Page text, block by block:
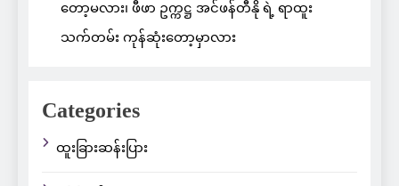
တော့မလား၊ ဖီဖာ ဥက္ကဋ္ဌ အင်ဖန်တီနို ရဲ့ ရာထူး
သက်တမ်း ကုန်ဆုံးတော့မှာလား
Categories
ထူးခြားဆန်းပြား